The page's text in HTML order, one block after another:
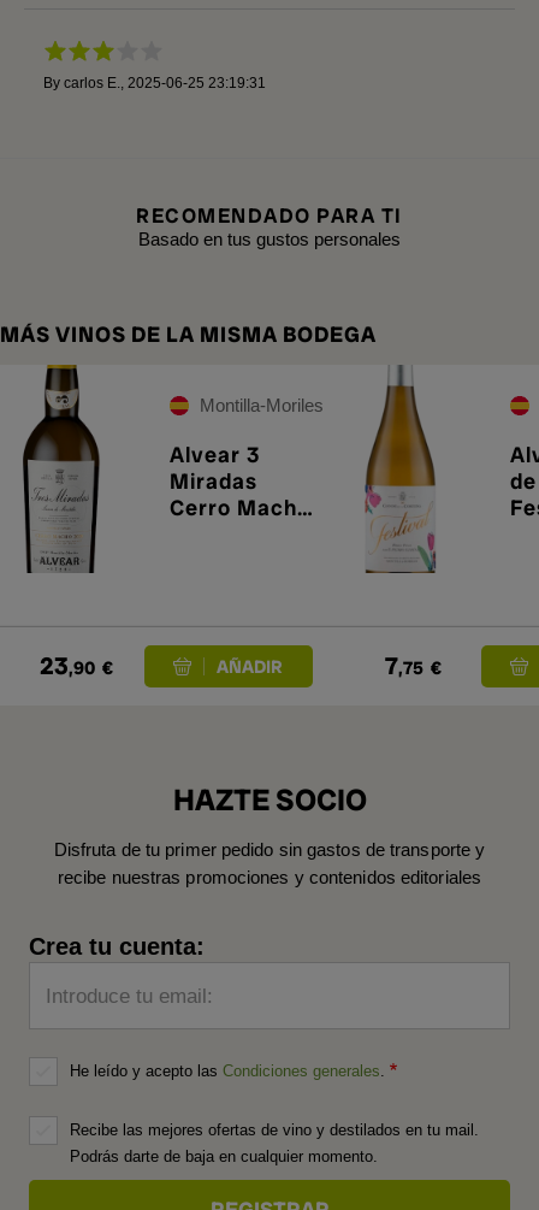
By carlos E. 2025-06-25 23:19:31
RECOMENDADO PARA TI
Basado en tus gustos personales
MÁS VINOS DE LA MISMA BODEGA
Montilla-Moriles
Alvear 3
Miradas
Cerro Macho
23,90 € 7,75 €
HAZTE SOCIO
Disfruta de tu primer pedido sin gastos de transporte y
recibe nuestras promociones y contenidos editoriales
Crea tu cuenta:
Introduce tu email:
He leído y acepto las Condiciones generales
Recibe las mejores ofertas de vino y destilados en tu mail.
Podrás darte de baja en cualquier momento.